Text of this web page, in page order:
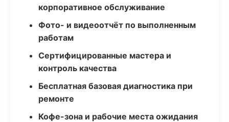
корпоративное обслуживание
Фото- и видеоотчёт по выполненным
работам
Сертифицированные мастера и
контроль качества
Бесплатная базовая диагностика при
ремонте
Кофе-зона и рабочие места ожидания